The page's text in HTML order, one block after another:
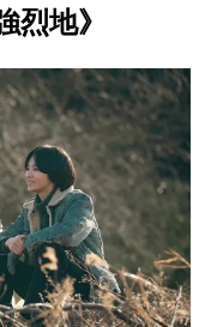
烈地》